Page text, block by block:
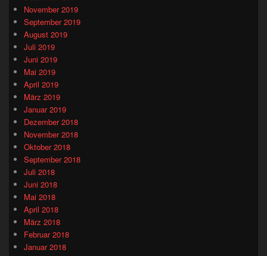
November 2019
September 2019
August 2019
Juli 2019
Juni 2019
Mai 2019
April 2019
März 2019
Januar 2019
Dezember 2018
November 2018
Oktober 2018
September 2018
Juli 2018
Juni 2018
Mai 2018
April 2018
März 2018
Februar 2018
Januar 2018